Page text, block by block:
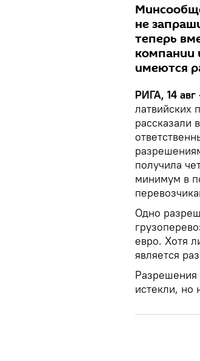
не
теперь
компании
имеются
РИГА, 14
латвийских
рассказали
получила
минимум в
Одно
евро. Хотя
является
истекли, но